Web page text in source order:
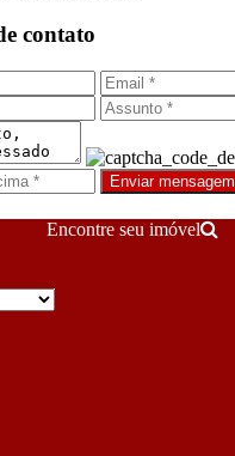
contato
Enviar mensagem
Encontre seu imóvel